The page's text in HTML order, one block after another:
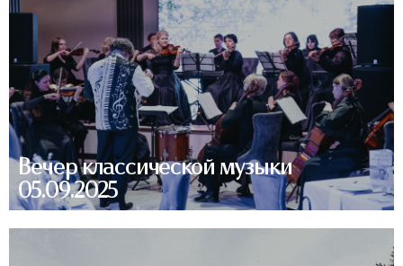
Вечер классической музыки
05.09.2025